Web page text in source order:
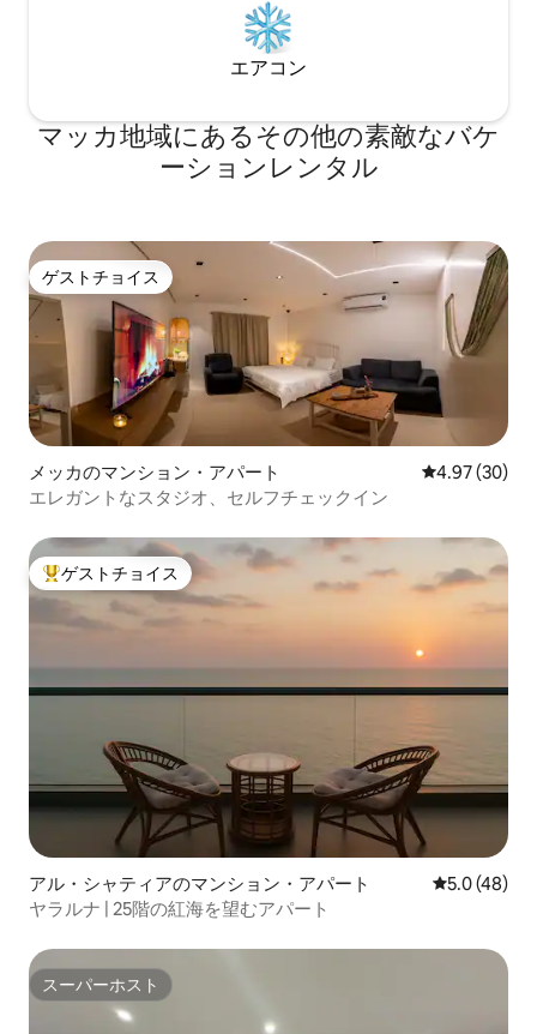
エアコン
マッカ地域にあるその他の素敵なバケ
ーションレンタル
ゲストチョイス
ゲストチョイス
メッカのマンション・アパート レビュー30
4.97 (30)
エレガントなスタジオ、セルフチェックイン
大好評のゲストチョイスです。
ゲストチョイス
アル・シャティアのマンション・アパート レビュー48
5.0 (48)
ヤラルナ | 25階の紅海を望むアパート
スーパーホスト
スーパーホスト